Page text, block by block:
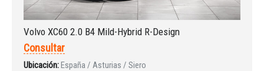
Volvo XC60 2.0 B4 Mild-Hybrid R-Design
Consultar
Ubicación:España / Asturias / Siero